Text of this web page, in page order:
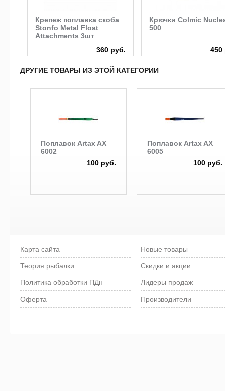
Крепеж поплавка cкоба
Stonfo Metal Float
Attachments 3шт
360 руб.
Крючки Colmic
500
450
ДРУГИЕ ТОВАРЫ ИЗ ЭТОЙ КАТЕГОРИИ
Поплавок Artax AX
6002
100 руб.
Поплавок Artax AX
6005
100 руб.
Карта сайта
Теория рыбалки
Политика обработки ПДн
Оферта
Новые товары
Скидки и акции
Лидеры продаж
Производители